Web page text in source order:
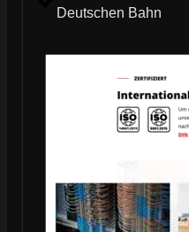
Deutschen Bahn